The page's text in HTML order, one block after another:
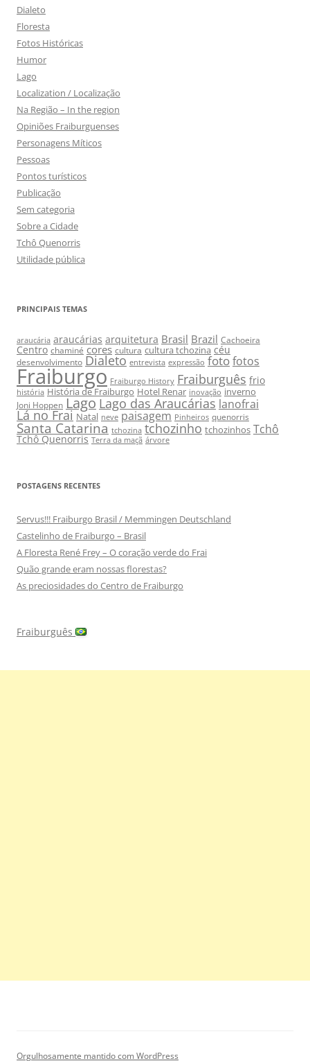
Dialeto
Floresta
Fotos Históricas
Humor
Lago
Localization / Localização
Na Região – In the region
Opiniões Fraiburguenses
Personagens Míticos
Pessoas
Pontos turísticos
Publicação
Sem categoria
Sobre a Cidade
Tchô Quenorris
Utilidade pública
PRINCIPAIS TEMAS
araucária araucárias arquitetura Brasil Brazil Cachoeira
Centro chaminé cores cultura cultura tchozina céu
desenvolvimento Dialeto entrevista expressão fotofotos
Fraiburgo Fraiburgo History Fraiburguês frio
história História de Fraiburgo Hotel Renar inovação inverno
Joni Hoppen Lago Lago das Araucárias lanofrai
Lá no Frai Natal neve paisagem Pinheiros quenorris
Santa Catarina tchozina tchozinho tchozinhos Tchô
Tchô Quenorris Terra da maçã árvore
POSTAGENS RECENTES
Servus!!! Fraiburgo Brasil / Memmingen Deutschland
Castelinho de Fraiburgo – Brasil
A Floresta René Frey – O coração verde do Frai
Quão grande eram nossas florestas?
As preciosidades do Centro de Fraiburgo
Fraiburguês
Orgulhosamente mantido com WordPress